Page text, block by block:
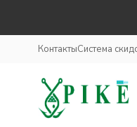
КонтактыСистема